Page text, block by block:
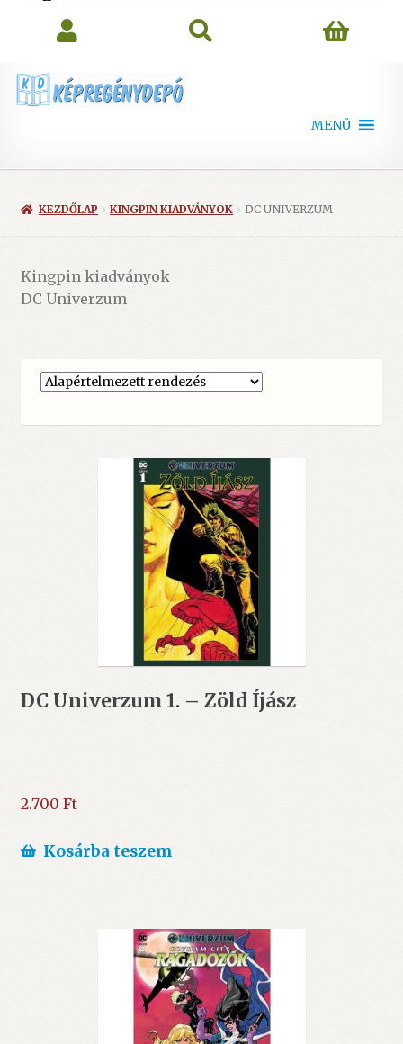
MENÜ
KEZDŐLAP KINGPIN KIADVÁNYOK DC UNIVERZUM
Kingpin kiadványok
DC Univerzum
DC Univerzum 1. – Zöld Íjász
2.700 Ft
Kosárba teszem